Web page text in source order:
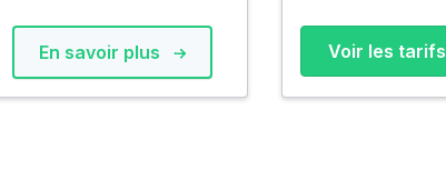
En savoir plus Voir les tarifs